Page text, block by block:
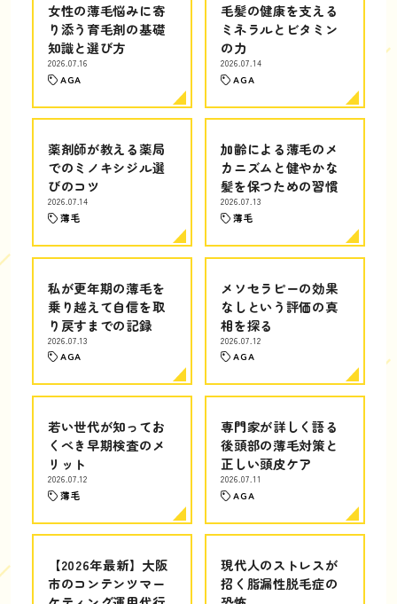
女性の薄毛悩みに寄
り添う育毛剤の基礎
知識と選び方
2026.07.16
AGA
毛髪の健康を支える
ミネラルとビタミン
の力
2026.07.14
AGA
薬剤師が教える薬局
でのミノキシジル選
びのコツ
2026.07.14
薄毛
加齢による薄毛のメ
カニズムと健やかな
髪を保つための習慣
2026.07.13
薄毛
私が更年期の薄毛を
乗り越えて自信を取
り戻すまでの記録
2026.07.13
AGA
メソセラピーの効果
なしという評価の真
相を探る
2026.07.12
AGA
若い世代が知ってお
くべき早期検査のメ
リット
2026.07.12
薄毛
専門家が詳しく語る
後頭部の薄毛対策と
正しい頭皮ケア
2026.07.11
AGA
【2026年最新】大阪
市のコンテンツマー
現代人のストレスが
招く脂漏性脱毛症の